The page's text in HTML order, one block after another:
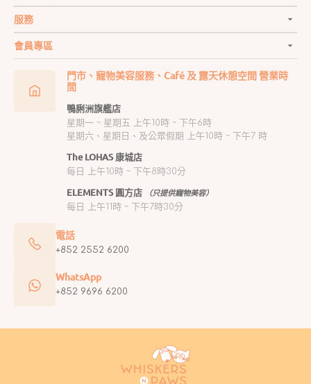
服務
會員專區
門市、寵物美容服務、Café 及 露天休憩空間 營業時
間
鴨脷洲旗艦店
星期一 ~ 星期五 上午10時 ~ 下午6時
星期六、星期日、及公眾假期 上午10時 ~ 下午7 時
The LOHAS 康城店
每日 上午10時 ~ 下午8時30分
ELEMENTS 圓方店 （只提供寵物美容）
每日 上午11時 ~ 下午7時30分
電話
+852 2552 6200
WhatsApp
+852 9696 6200